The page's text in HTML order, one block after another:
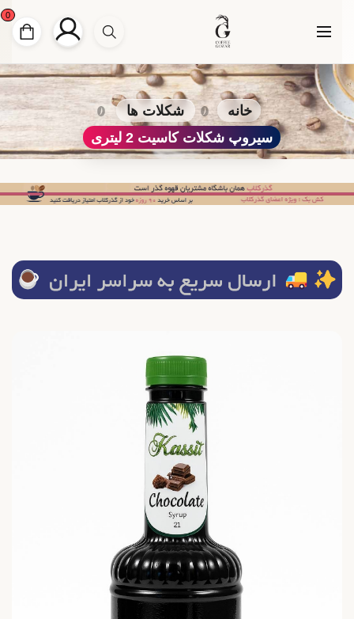
خانه
شکلات ها
سیروپ شکلات کاسیت 2 لیتری